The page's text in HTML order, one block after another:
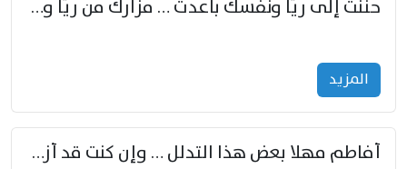
حننت إلى ريّا ونفسك باعدت … مزارك من ريّا وشعباكما معا
المزید
أفاطم مهلا بعض هذا التدلل … وإن كنت قد أزمعت صرمي فأجملي